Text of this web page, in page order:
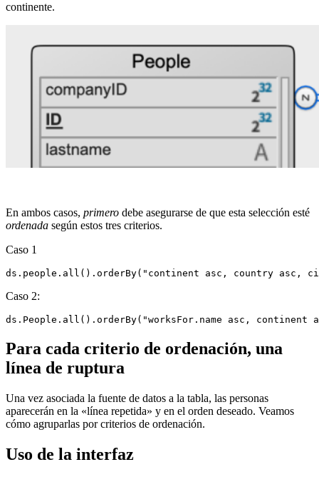
continente.
En ambos casos, primero debe asegurarse de que esta selección esté
ordenada según estos tres criterios.
Caso 1
ds.people.all().orderBy("continent asc, country asc,
Caso 2:
ds.People.all().orderBy("worksFor.name asc, continent
Para cada criterio de ordenación, una
línea de ruptura
Una vez asociada la fuente de datos a la tabla, las personas
aparecerán en la «línea repetida» y en el orden deseado. Veamos
cómo agruparlas por criterios de ordenación.
Uso de la interfaz